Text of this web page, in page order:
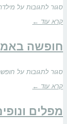
סגור לתגובות על
קרא עוד ←
חופשה
סגור לתגובות על
קרא עוד ←
מפלים